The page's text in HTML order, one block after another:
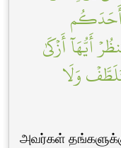
أَحَدَكُم
أَيُّهَآ أَزۡكَىٰ
وَلَا
அவர்கள்